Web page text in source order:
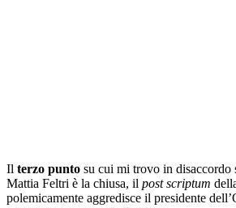
Il terzo punto su cui mi trovo in disaccordo
Mattia Feltri è la chiusa, il post scriptum
polemicamente aggredisce il presidente